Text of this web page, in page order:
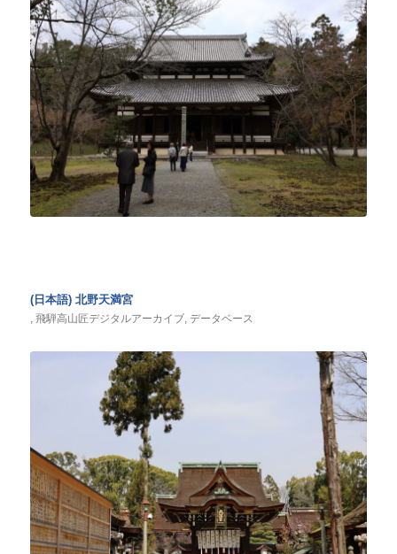
(日本語) 北野天満宮
飛騨高山匠デジタルアーカイブ, データベース